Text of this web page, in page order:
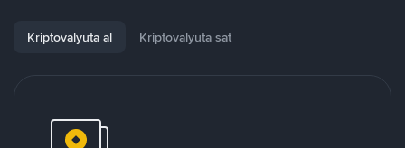
Kriptovalyuta al Kriptovalyuta sat